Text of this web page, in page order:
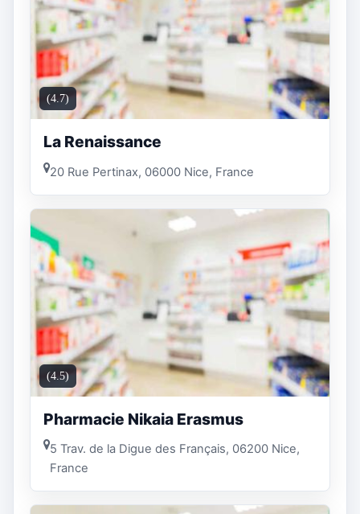
(4.7)
La Renaissance
20 Rue Pertinax, 06000 Nice, France
(4.5)
Pharmacie Nikaia Erasmus
5 Trav. de la Digue des Français, 06200 Nice,
France